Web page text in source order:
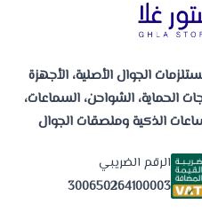
الجوال الأصلية، الأجهزة
الحماية، الشواحن، السماعات،
الذكية وملصقات الجوال
الرقم الضريبي
300650264100003